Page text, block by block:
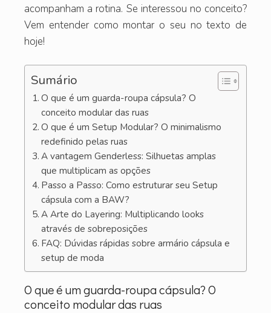
acompanham a rotina. Se interessou no conceito?
Vem entender como montar o seu no texto de
hoje!
Sumário
O que é um guarda-roupa cápsula? O
conceito modular das ruas
O que é um Setup Modular? O minimalismo
redefinido pelas ruas
A vantagem Genderless: Silhuetas amplas
que multiplicam as opções
Passo a Passo: Como estruturar seu Setup
cápsula com a BAW?
A Arte do Layering: Multiplicando looks
através de sobreposições
FAQ: Dúvidas rápidas sobre armário cápsula e
setup de moda
O que é um guarda-roupa cápsula? O
conceito modular das ruas